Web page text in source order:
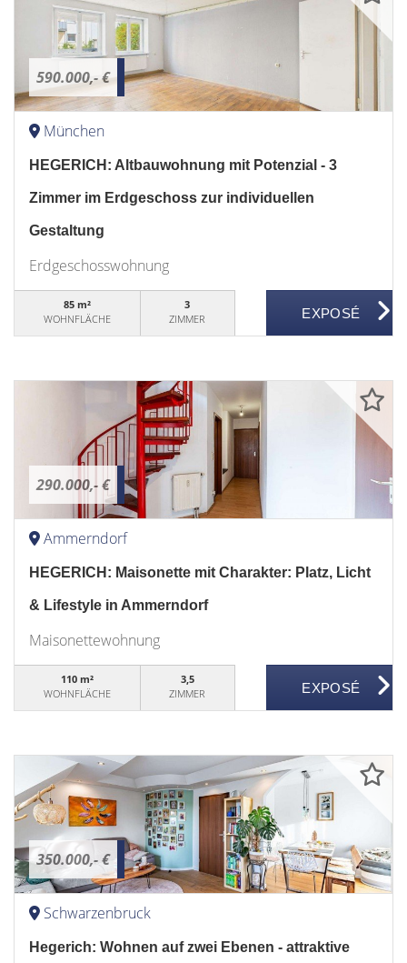
590.000,- €
München
HEGERICH: Altbauwohnung mit Potenzial - 3
Zimmer im Erdgeschoss zur individuellen
Gestaltung
Erdgeschosswohnung
85 m²
WOHNFLÄCHE
3
ZIMMER
290.000,- €
Ammerndorf
HEGERICH: Maisonette mit Charakter: Platz, Licht
& Lifestyle in Ammerndorf
Maisonettewohnung
110 m²
WOHNFLÄCHE
3,5
ZIMMER
350.000,- €
Schwarzenbruck
Hegerich: Wohnen auf zwei Ebenen - attraktive